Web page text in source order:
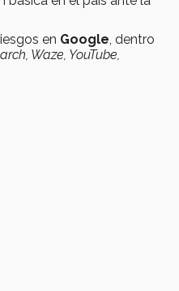
en Google , dentro
Waze, YouTube,